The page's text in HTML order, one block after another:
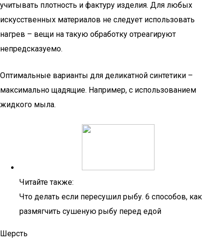
учитывать плотность и фактуру изделия. Для любых
искусственных материалов не следует использовать
нагрев – вещи на такую обработку отреагируют
непредсказуемо.
Оптимальные варианты для деликатной синтетики –
максимально щадящие. Например, с использованием
жидкого мыла.
Читайте также:
Что делать если пересушил рыбу. 6 способов, как
размягчить сушеную рыбу перед едой
Шерсть